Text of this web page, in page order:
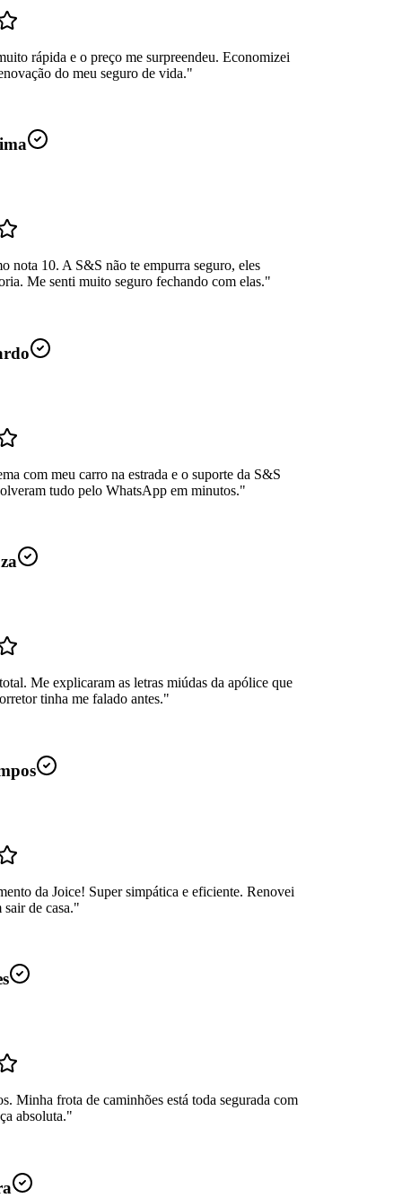
rápida e o preço me surpreendeu. Economizei
do meu seguro de vida."
nota 10. A S&S não te empurra seguro, eles
Me senti muito seguro fechando com elas."
com meu carro na estrada e o suporte da S&S
tudo pelo WhatsApp em minutos."
Me explicaram as letras miúdas da apólice que
tinha me falado antes."
da Joice! Super simpática e eficiente. Renovei
sair de casa."
Minha frota de caminhões está toda segurada com
absoluta."